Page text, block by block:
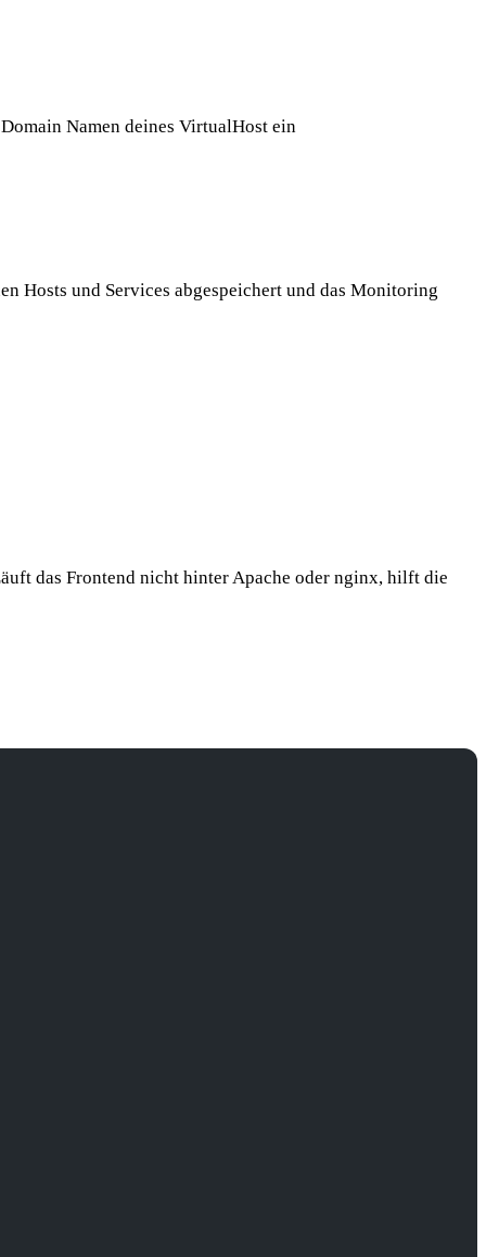
Namen deines VirtualHost ein
Hosts und Services abgespeichert und das Monitoring
das Frontend nicht hinter Apache oder nginx, hilft die